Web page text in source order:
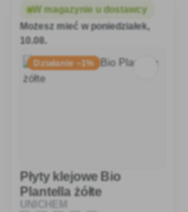
W magazynie u dostawcy
Możesz mieć w poniedziałek,
10.08.
Działanie −1%
Płyty klejowe Bio
Plantella żółte
UNICHEM